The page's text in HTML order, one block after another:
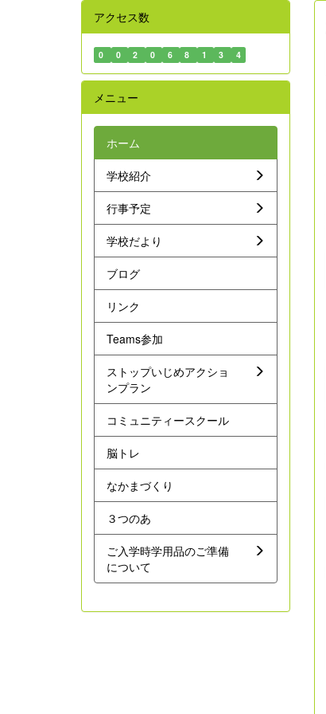
アクセス数
0 0 2 0 6 8 1 3 4
メニュー
ホーム
学校紹介
行事予定
学校だより
ブログ
リンク
Teams参加
ストップいじめアクショ
ンプラン
コミュニティースクール
脳トレ
なかまづくり
３つのあ
ご入学時学用品のご準備
について